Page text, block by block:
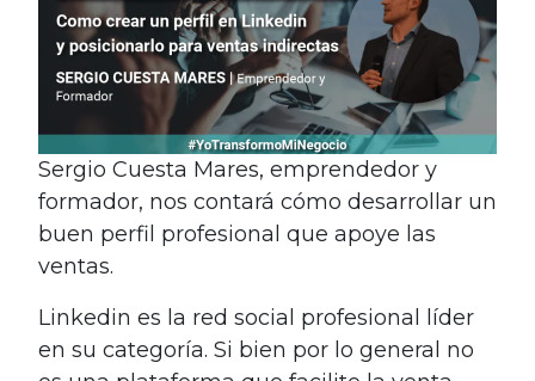
Sergio Cuesta Mares, emprendedor y
formador, nos contará cómo desarrollar un
buen perfil profesional que apoye las
ventas.
Linkedin es la red social profesional líder
en su categoría. Si bien por lo general no